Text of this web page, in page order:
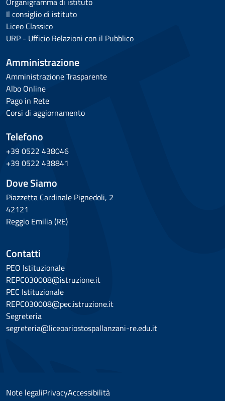
Il consiglio di istituto
Liceo Classico
URP - Ufficio Relazioni con il Pubblico
Amministrazione
Amministrazione Trasparente
Albo Online
Pago in Rete
Corsi di aggiornamento
Telefono
+39 0522 438046
+39 0522 438841
Dove Siamo
Piazzetta Cardinale Pignedoli, 2
42121
Reggio Emilia (RE)
Contatti
PEO Istituzionale
REPC030008@istruzione.it
PEC Istituzionale
REPC030008@pec.istruzione.it
Segreteria
segreteria@liceoariostospallanzani-re.edu.it
Note legaliPrivacyAccessibilità